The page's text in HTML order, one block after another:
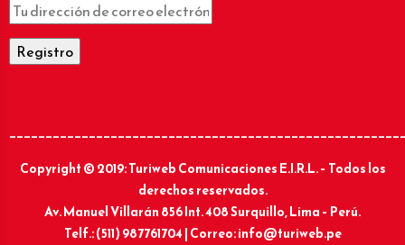
Copyright © 2019: Turiweb Comunicaciones E.I.R.L. – Todos los
derechos reservados.
Av. Manuel Villarán 856 Int. 408 Surquillo, Lima – Perú.
Telf.: (511) 987761704 | Correo: info@turiweb.pe